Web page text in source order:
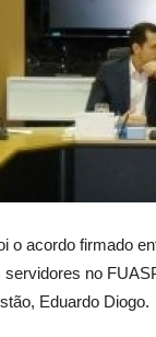
o acordo firmado
servidores no
Eduardo Diogo.